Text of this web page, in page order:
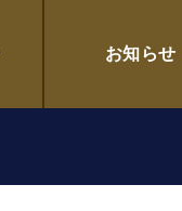
お知らせ